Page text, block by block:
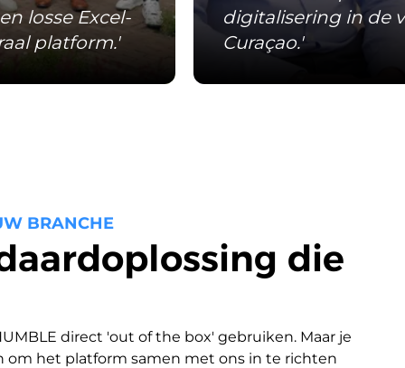
losse Excel-
platform.'
digitalisering in de
Curaçao.'
BRANCHE
die
direct 'out of the box' gebruiken. Maar je
om het platform samen met ons in te richten